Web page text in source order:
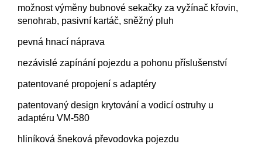
možnost výměny bubnové sekačky za vyžínač křovin,
senohrab, pasivní kartáč, sněžný pluh
pevná hnací náprava
nezávislé zapínání pojezdu a pohonu příslušenství
patentované propojení s adaptéry
patentovaný design krytování a vodicí ostruhy u
adaptéru VM-580
hliníková šneková převodovka pojezdu